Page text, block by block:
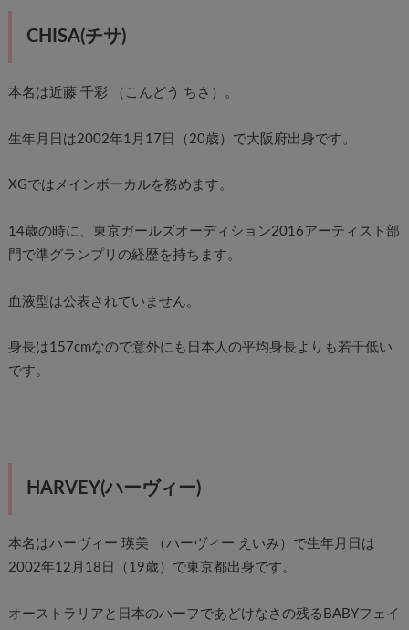
CHISA(チサ)
本名は近藤 千彩 （こんどう ちさ）。
生年月日は2002年1月17日（20歳）で大阪府出身です。
XGではメインボーカルを務めます。
14歳の時に、東京ガールズオーディション2016アーティスト部
門で準グランプリの経歴を持ちます。
血液型は公表されていません。
身長は157cmなので意外にも日本人の平均身長よりも若干低い
です。
HARVEY(ハーヴィー)
本名はハーヴィー 瑛美 （ハーヴィー えいみ）で生年月日は
2002年12月18日（19歳）で東京都出身です。
オーストラリアと日本のハーフであどけなさの残るBABYフェイ